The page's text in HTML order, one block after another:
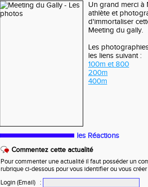
Un grand merci à
athlète et
d'immortaliser
Meeting du gally.
Les
les liens suivant :
100m et 800
200m
400m
les Réactions
Commentez cette actualité
Pour commenter une actualité il faut posséder un
rubrique ci-dessous pour vous identifier ou vous
Login (Email)
: